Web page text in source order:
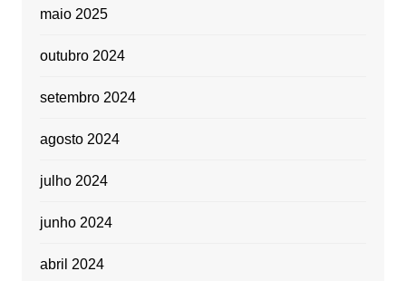
maio 2025
outubro 2024
setembro 2024
agosto 2024
julho 2024
junho 2024
abril 2024